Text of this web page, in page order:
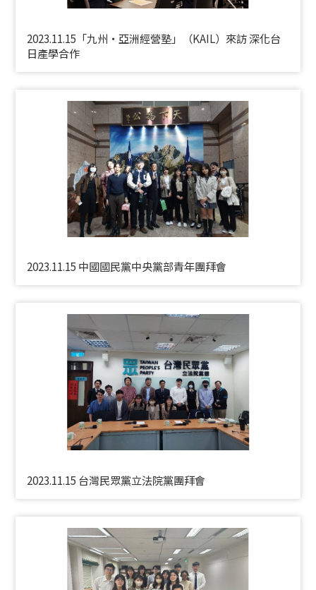
2023.11.15「九州・亞洲經營塾」（KAIL）來訪 深化台
日產學合作
2023.11.15 中國國民黨中央黨部青年團拜會
2023.11.15 台灣民眾黨立法院黨團拜會